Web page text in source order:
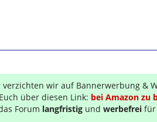
wir auf Bannerwerbung &
über diesen Link: bei Amazon zu
Forum langfristig und werbefrei für